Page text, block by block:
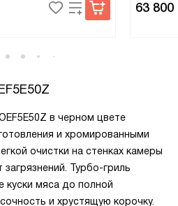
63 800
в черном цвете
и хромированными
очистки на стенках камеры
Турбо-гриль
куски мяса до полной
и хрустящую корочку.